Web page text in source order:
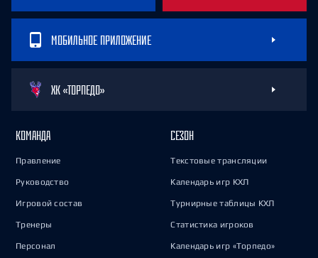
МОБИЛЬНОЕ ПРИЛОЖЕНИЕ
ХК «ТОРПЕДО»
КОМАНДА
Правление
Руководство
Игровой состав
Тренеры
Персонал
СЕЗОН
Текстовые трансляции
Календарь игр КХЛ
Турнирные таблицы КХЛ
Статистика игроков
Календарь игр «Торпедо»